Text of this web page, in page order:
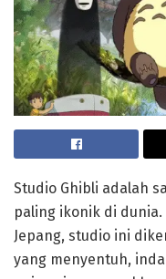
Studio Ghibli adalah
paling ikonik di
Jepang, studio ini
yang menyentuh,